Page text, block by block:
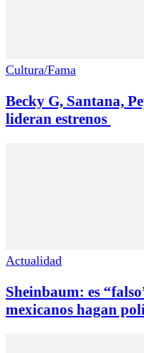
Cultura/Fama
Becky G, Santana,
lideran estrenos
Actualidad
Sheinbaum: es
mexicanos hagan